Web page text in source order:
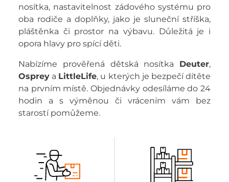
nosítka, nastavitelnost zádového systému pro
oba rodiče a doplňky, jako je sluneční stříška,
pláštěnka či prostor na výbavu. Důležitá je i
opora hlavy pro spící děti.
Nabízíme prověřená dětská nosítka Deuter,
Ospreya LittleLife, u kterých je bezpečí dítěte
na prvním místě. Objednávky odesíláme do 24
hodin a s výměnou či vrácením vám bez
starostí pomůžeme.